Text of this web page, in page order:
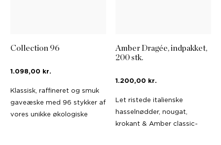
Collection 96
1.098,00 kr.
Klassisk, raffineret og smuk
gaveæske med 96 stykker af
vores unikke økologiske
Amber Dragée, indpakket,
200 stk.
1.200,00 kr.
Let ristede italienske
hasselnødder, nougat,
krokant & Amber classic-